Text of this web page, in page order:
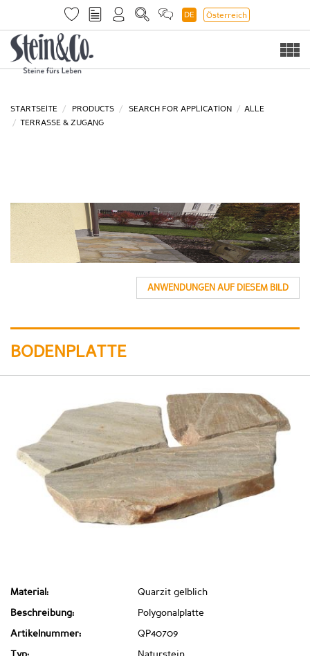
DE Österreich
STARTSEITE PRODUCTS SEARCH FOR APPLICATION
ALLE
TERRASSE & ZUGANG
ANWENDUNGEN AUF DIESEM BILD
BODENPLATTE
Material: Quarzit gelblich
Beschreibung: Polygonalplatte
Artikelnummer: QP40709